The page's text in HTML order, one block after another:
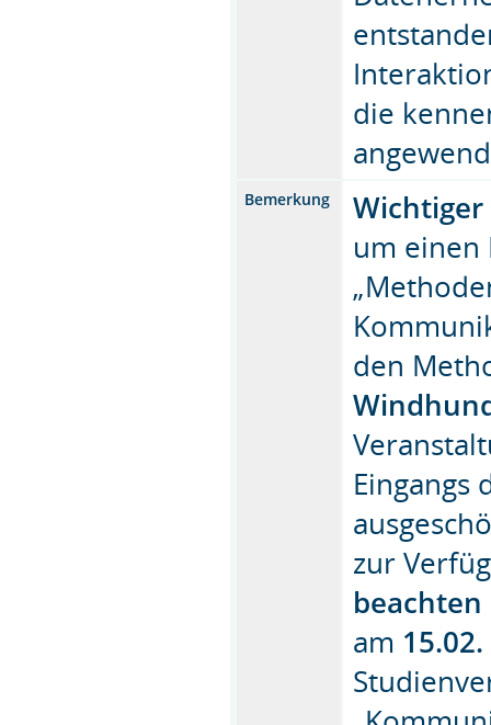
die
Bemerkung
um
den
Eingangs
zur
am 15.02.